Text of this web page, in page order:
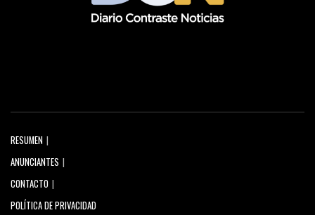
RESUMEN
ANUNCIANTES
CONTACTO
POLÍTICA DE PRIVACIDAD